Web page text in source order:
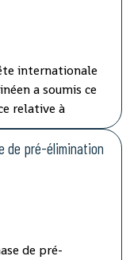
internationale
a soumis ce
relative à
de retraite.
de pré-élimination
de pré-